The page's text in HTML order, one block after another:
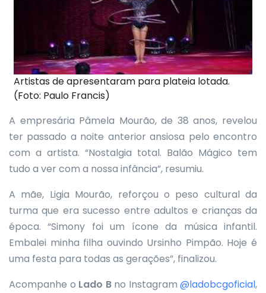
Artistas de apresentaram para plateia lotada.
(Foto: Paulo Francis)
A empresária Pâmela Mourão, de 38 anos, revelou
ter passado a noite anterior ansiosa pelo encontro
com a artista. “Nostalgia total. Balão Mágico tem
tudo a ver com a nossa infância”, resumiu.
A mãe, Ligia Mourão, reforçou o peso cultural da
turma que era sucesso entre adultos e crianças da
época. “Simony foi um ícone da música infantil.
Embalei minha filha ouvindo Ursinho Pimpão. Hoje é
uma festa para todas as gerações”, finalizou.
Acompanhe o Lado B no Instagram @ladobcgoficial,